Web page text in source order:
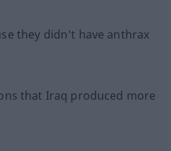
they didn't have anthrax
that Iraq produced more